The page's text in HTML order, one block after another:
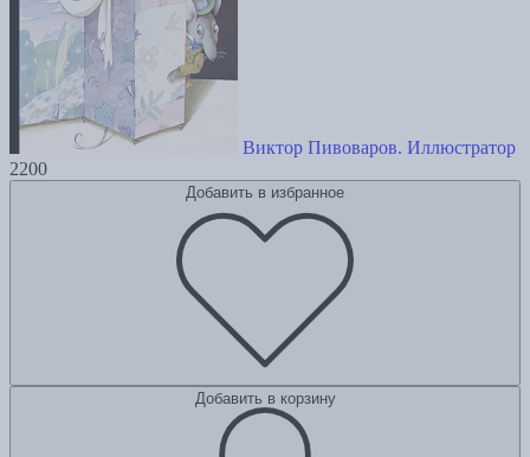
Виктор Пивоваров. Иллюстратор
2200
Добавить в избранное
Добавить в корзину